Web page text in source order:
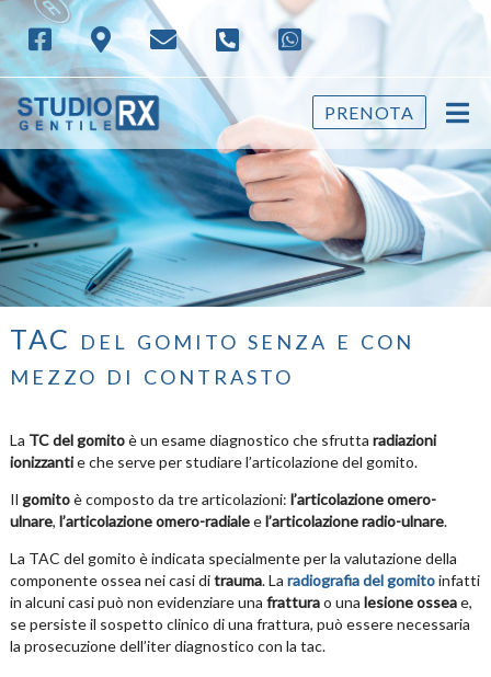
PRENOTA
TAC del gomito senza e con
mezzo di contrasto
La TC del gomitoè un esame diagnostico che sfrutta radiazioni
ionizzantie che serve per studiare l’articolazione del gomito.
Il gomitoè composto da tre articolazioni: l’articolazione omero-
ulnare, l’articolazione omero-radialeel’articolazione radio-ulnare.
La TAC del gomito è indicata specialmente per la valutazione della
componente ossea nei casi ditrauma. La radiografia del gomitoinfatti
in alcuni casi può non evidenziare una fratturao una lesione osseae,
se persiste il sospetto clinico di una frattura, può essere necessaria
la prosecuzione dell’iter diagnostico con la tac.